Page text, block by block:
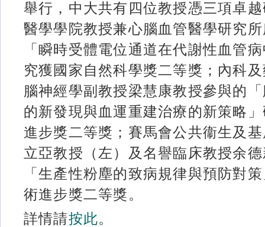
舉行，中大共有四位教授憑三項卓
醫學學院教授兼心腦血管醫學研究
「瞬時受體電位通道在代謝性血管
究獲國家自然科學獎二等獎；內科
腦神經學副教授梁慧康教授參與的
的新發現與血運重建治療的新策略
進步獎二等獎；賽馬會公共衞生及
立亞教授（左）及名譽臨床教授余
「生產性粉塵的致病規律與預防對
術進步獎二等獎。
詳情請按此。